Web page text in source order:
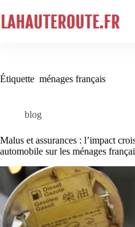
au
contenu
Étiquette ménages français
blog
Malus et assurances : l’impact
automobile sur les ménages